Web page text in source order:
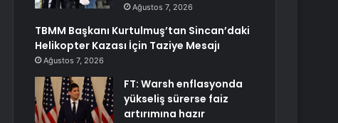
Ağustos 7, 2026
TBMM Başkanı Kurtulmuş’tan Sincan’daki
Helikopter Kazası İçin Taziye Mesajı
Ağustos 7, 2026
FT: Warsh enflasyonda
yükseliş sürerse faiz
artırımına hazır